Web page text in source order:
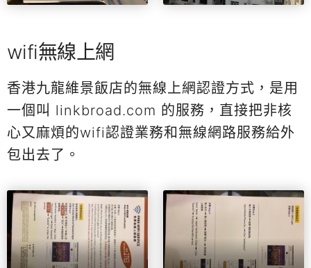
wifi無線上網
香港九龍維景飯店的無線上網認證方式，是用
一個叫 linkbroad.com 的服務，直接把非核
心又麻煩的wifi認證業務和無線網路服務給外
包出去了。